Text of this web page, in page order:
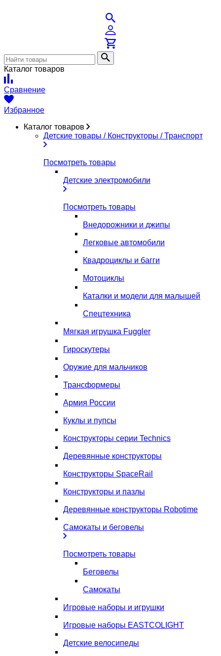
Каталог товаров
Сравнение
Избранное
Каталог товаров
Детские товары / Конструкторы / Транспорт
Посмотреть товары
Детские электромобили
Посмотреть товары
Внедорожники и джипы
Легковые автомобили
Квадроциклы и багги
Мотоциклы
Каталки и модели для малышей
Спецтехника
Мягкая игрушка Fuggler
Гироскутеры
Оружие для мальчиков
Трансформеры
Армия России
Куклы и пупсы
Конструкторы серии Technics
Деревянные конструкторы
Конструкторы SpaceRail
Конструкторы и пазлы
Деревянные конструкторы Robotime
Самокаты и беговелы
Посмотреть товары
Беговелы
Самокаты
Игровые наборы и игрушки
Игровые наборы EASTCOLIGHT
Детские велосипеды